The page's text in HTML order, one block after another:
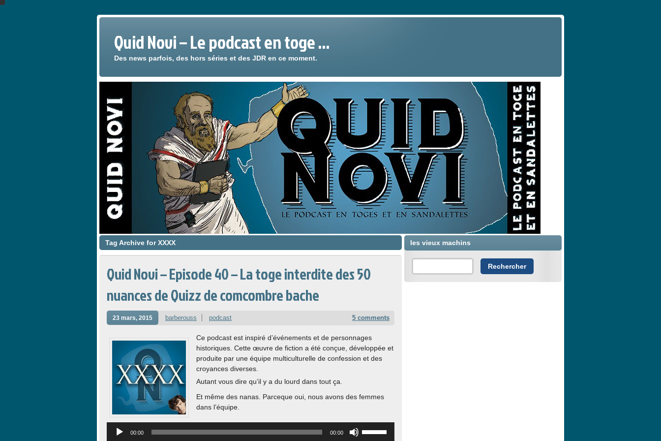
Quid Novi – Le podcast en toge …
Des news parfois, des hors séries et des JDR en ce moment.
Tag Archive for XXXX
Quid Novi – Episode 40 – La toge interdite des 50
nuances de Quizz de comcombre bache
23 mars, 2015 barberouss podcast 5 comments
Ce podcast est inspiré d’événements et de personnages
historiques. Cette œuvre de fiction a été conçue, développée et
produite par une équipe multiculturelle de confession et des
croyances diverses.
Autant vous dire qu’il y a du lourd dans tout ça.
Et même des nanas. Parceque oui, nous avons des femmes
dans l’équipe.
Lecteur
audio
00:00 00:00
les vieux machins